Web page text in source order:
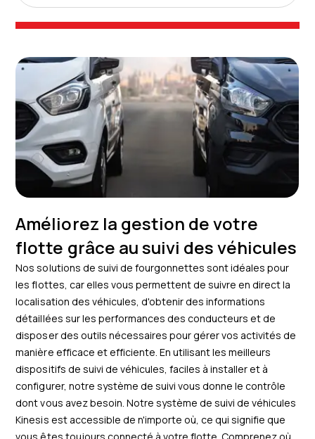
Améliorez la gestion de votre
flotte grâce au suivi des véhicules
Nos solutions de suivi de fourgonnettes sont idéales pour
les flottes, car elles vous permettent de suivre en direct la
localisation des véhicules, d'obtenir des informations
détaillées sur les performances des conducteurs et de
disposer des outils nécessaires pour gérer vos activités de
manière efficace et efficiente. En utilisant les meilleurs
dispositifs de suivi de véhicules, faciles à installer et à
configurer, notre système de suivi vous donne le contrôle
dont vous avez besoin. Notre système de suivi de véhicules
Kinesis est accessible de n'importe où, ce qui signifie que